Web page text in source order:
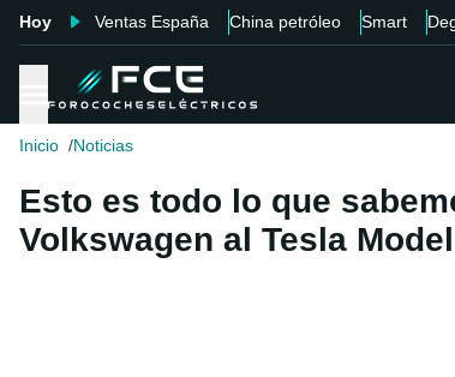
Hoy Ventas España China petróleo Smart
Inicio Noticias
Esto es todo lo que
Volkswagen al Tesla